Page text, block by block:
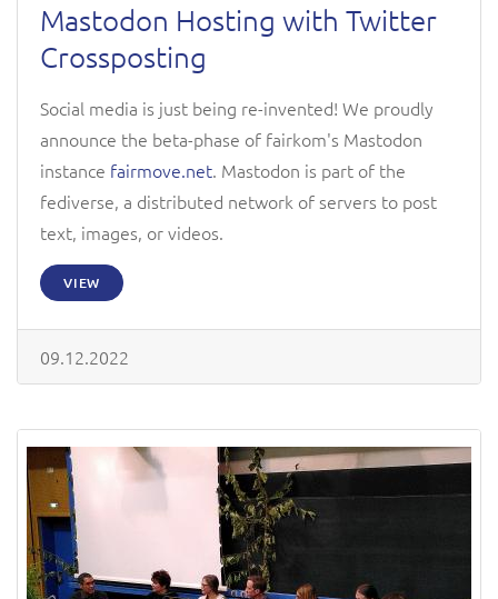
Mastodon Hosting with Twitter
Crossposting
Social media is just being re-invented! We proudly
announce the beta-phase of fairkom's Mastodon
instance fairmove.net. Mastodon is part of the
fediverse, a distributed network of servers to post
text, images, or videos.
VIEW
09.12.2022